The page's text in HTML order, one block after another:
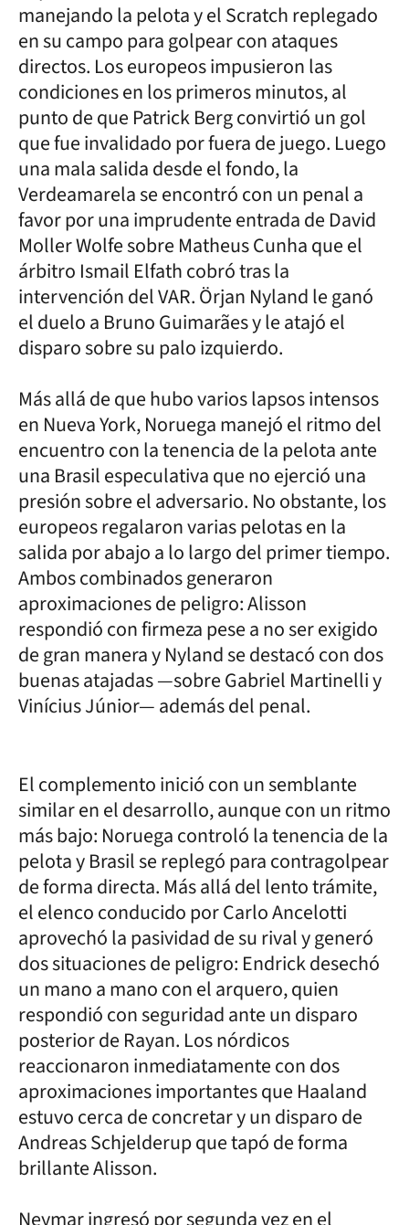
manejando la pelota y el Scratch replegado
en su campo para golpear con ataques
directos. Los europeos impusieron las
condiciones en los primeros minutos, al
punto de que Patrick Berg convirtió un gol
que fue invalidado por fuera de juego. Luego
una mala salida desde el fondo, la
Verdeamarela se encontró con un penal a
favor por una imprudente entrada de David
Moller Wolfe sobre Matheus Cunha que el
árbitro Ismail Elfath cobró tras la
intervención del VAR. Örjan Nyland le ganó
el duelo a Bruno Guimarães y le atajó el
disparo sobre su palo izquierdo.
Más allá de que hubo varios lapsos intensos
en Nueva York, Noruega manejó el ritmo del
encuentro con la tenencia de la pelota ante
una Brasil especulativa que no ejerció una
presión sobre el adversario. No obstante, los
europeos regalaron varias pelotas en la
salida por abajo a lo largo del primer tiempo.
Ambos combinados generaron
aproximaciones de peligro: Alisson
respondió con firmeza pese a no ser exigido
de gran manera y Nyland se destacó con dos
buenas atajadas —sobre Gabriel Martinelli y
Vinícius Júnior— además del penal.
El complemento inició con un semblante
similar en el desarrollo, aunque con un ritmo
más bajo: Noruega controló la tenencia de la
pelota y Brasil se replegó para contragolpear
de forma directa. Más allá del lento trámite,
el elenco conducido por Carlo Ancelotti
aprovechó la pasividad de su rival y generó
dos situaciones de peligro: Endrick desechó
un mano a mano con el arquero, quien
respondió con seguridad ante un disparo
posterior de Rayan. Los nórdicos
reaccionaron inmediatamente con dos
aproximaciones importantes que Haaland
estuvo cerca de concretar y un disparo de
Andreas Schjelderup que tapó de forma
brillante Alisson.